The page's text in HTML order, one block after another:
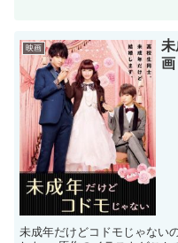
映画
未成年だけどコドモじゃない